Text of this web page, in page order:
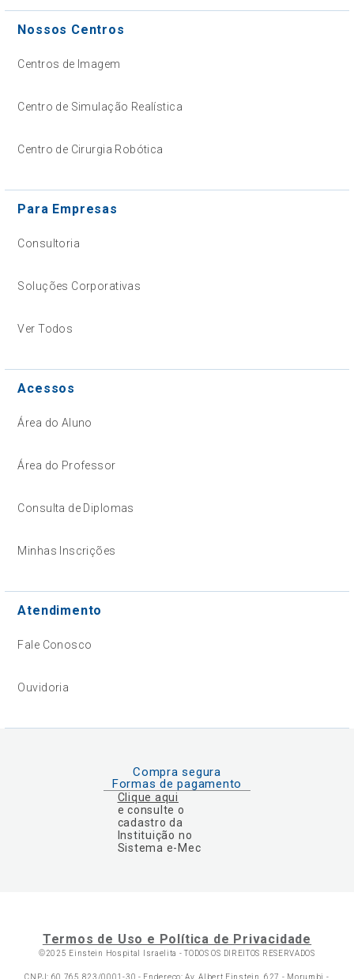
Nossos Centros
Centros de Imagem
Centro de Simulação Realística
Centro de Cirurgia Robótica
Para Empresas
Consultoria
Soluções Corporativas
Ver Todos
Acessos
Área do Aluno
Área do Professor
Consulta de Diplomas
Minhas Inscrições
Atendimento
Fale Conosco
Ouvidoria
Compra segura
Formas de pagamento
Clique aqui
e consulte o
cadastro da
Instituição no
Sistema e-Mec
Termos de Uso e Política de Privacidade
©2025 Einstein Hospital Israelita -TODOS OS DIREITOS RESERVADOS
CNPJ: 60.765.823/0001-30 - Endereço: Av. Albert Einstein, 627 - Morumbi -